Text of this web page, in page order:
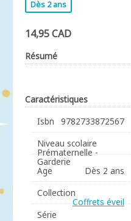
Dès 2 ans
14,95 CAD
Résumé
Caractéristiques
Isbn
9782733872567
Niveau scolaire
Prématernelle -
Garderie
Age
Dès 2 ans
Collection
Coffrets éveil
Série